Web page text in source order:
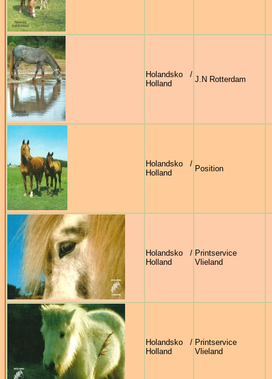
Holandsko /
Holland
J.N Rotterdam
Holandsko /
Holland
Position
Holandsko /
Holland
Printservice
Vlieland
Holandsko /
Holland
Printservice
Vlieland